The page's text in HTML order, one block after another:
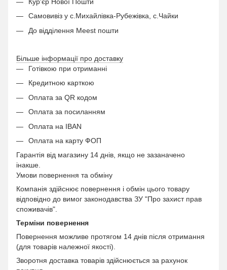
Самовивіз у с.Михайлівка-Рубежівка, с.Чайки
До відділення Meest пошти
Більше інформації про доставку
Готівкою при отриманні
Кредитною карткою
Оплата за QR кодом
Оплата за посиланням
Оплата на IBAN
Оплата на карту ФОП
Гарантія від магазину 14 днів, якщо не зазаначено
інакше.
Умови повернення та обміну
Компанія здійснює повернення і обмін цього товару
відповідно до вимог законодавства ЗУ "Про захист прав
споживачів".
Терміни повернення
Повернення можливе протягом 14 днів після отримання
(для товарів належної якості).
Зворотня доставка товарів здійснюється за рахунок